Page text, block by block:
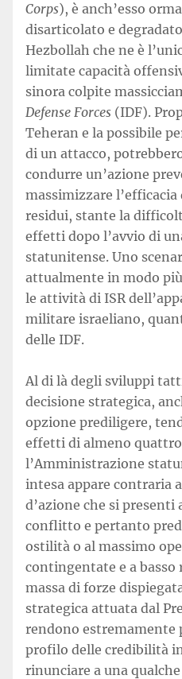
Corps), è anch’esso
disarticolato e
Hezbollah che ne è
limitate capacità
sinora colpite
Defense Forces (IDF).
Teheran e la possibile
di un attacco,
condurre un’azione
massimizzare
residui, stante la
effetti dopo l’avvio di
statunitense. Uno
attualmente in modo
le attività di ISR
militare israeliano,
delle IDF.
Al di là degli sviluppi
decisione strategica,
opzione prediligere,
effetti di almeno
l’Amministrazione
intesa appare contraria
d’azione che si
conflitto e pertanto
ostilità o al massimo
contingentate e a
massa di forze
strategica attuata dal
rendono
profilo delle credibilità
rinunciare a una